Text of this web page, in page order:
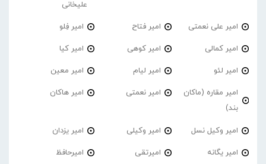
علیخانی
امیر علی نعمتی امیر فتاح امیر فِلو
امیر کمالی امیر کوهی امیر کیا
امیر لئو امیر لیام امیر معین
امیر مقاره (ماکان
بند)
امیر نعمتی امیر هاکان
امیر وکیل نسل امیر وکیلی امیر یزدان
امیر یگانه امیرتقی امیرحافظ